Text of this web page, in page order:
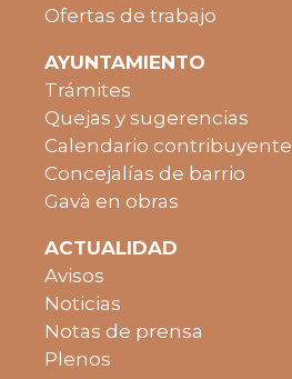
Ofertas de trabajo
AYUNTAMIENTO
Trámites
Quejas y sugerencias
Calendario contribuyente
Concejalías de barrio
Gavà en obras
ACTUALIDAD
Avisos
Noticias
Notas de prensa
Plenos